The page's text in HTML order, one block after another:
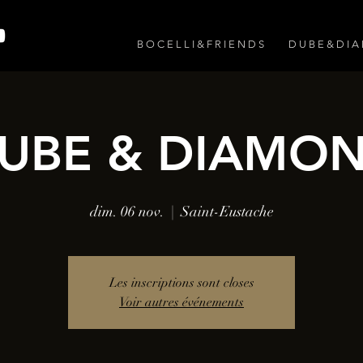
B O C E L L I & F R I E N D S D U B E & D I
&
dim. 06 nov.
  |
Saint-Eustache
Les inscriptions sont closes
Voir autres événements